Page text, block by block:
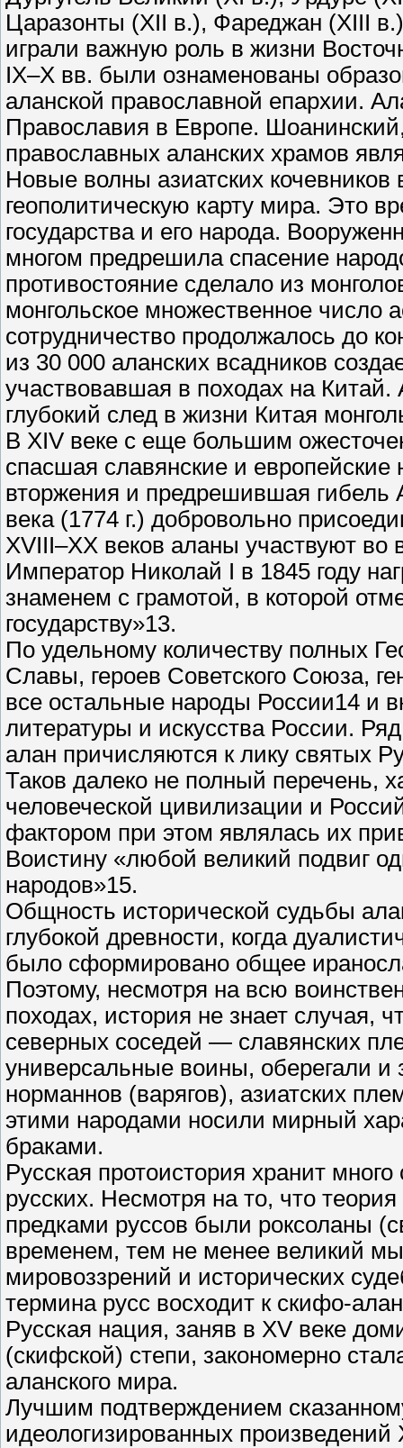
Царазонты (XII в.), Фареджан (XIII
играли важную роль в жизни
IX–Х вв. были ознаменованы
аланской православной епархии.
Православия в Европе.
православных аланских храмов
Новые волны азиатских
геополитическую карту мира. Это
государства и его народа.
многом предрешила спасение
противостояние сделало из
монгольское множественное число
сотрудничество продолжалось до
из 30 000 аланских всадников
участвовавшая в походах на
глубокий след в жизни Китая
В XIV веке с еще большим
спасшая славянские и европейские
вторжения и предрешившая гибель
века (1774 г.) добровольно
XVIII–ХХ веков аланы участвуют во
Император Николай I в 1845 году
знаменем с грамотой, в которой
государству»13.
По удельному количеству полных
Славы, героев Советского Союза,
все остальные народы России14 и
литературы и искусства России.
алан причисляются к лику святых
Таков далеко не полный перечень,
человеческой цивилизации и
фактором при этом являлась их
Воистину «любой великий подвиг
народов»15.
Общность исторической судьбы
глубокой древности, когда
было сформировано общее
Поэтому, несмотря на всю
походах, история не знает случая,
северных соседей — славянских
универсальные воины, оберегали
норманнов (варягов), азиатских
этими народами носили мирный
браками.
Русская протоистория хранит
русских. Несмотря на то, что
предками руссов были роксоланы
временем, тем не менее великий
мировоззрений и исторических
термина русс восходит к скифо-
Русская нация, заняв в XV веке
(скифской) степи, закономерно
аланского мира.
Лучшим подтверждением
идеологизированных произведений